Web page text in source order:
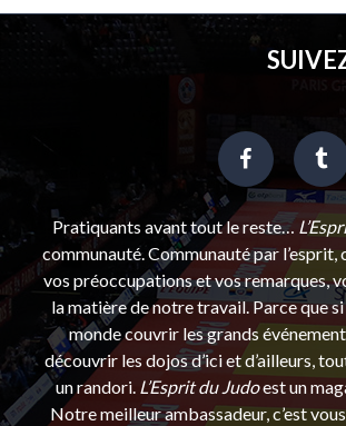
Pratiquants avant tout le reste…
communauté. Communauté par
vos préoccupations et vos remarques,
la matière de notre travail. Parce que
monde couvrir les grands
découvrir les dojos d’ici et d’ailleurs,
un randori. L’Esprit du Judoest un
Notre meilleur ambassadeur, c’est